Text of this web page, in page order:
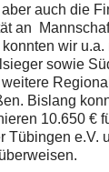
auch die
an
wir
sowie
weitere
Bislang
10.650 €
Tübingen e.V.